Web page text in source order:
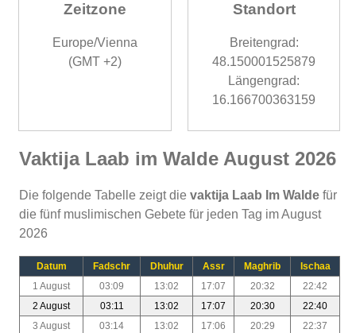
Zeitzone
Europe/Vienna
(GMT +2)
Standort
Breitengrad:
48.150001525879
Längengrad:
16.166700363159
Vaktija Laab im Walde August 2026
Die folgende Tabelle zeigt die vaktija Laab Im Walde für
die fünf muslimischen Gebete für jeden Tag im August
2026
Datum Fadschr Dhuhur Assr Maghrib
Ischaa
1 August
03:09 13:02 17:07 20:32
22:42
2 August
03:11 13:02 17:07 20:30
22:40
3 August
03:14 13:02 17:06 20:29
22:37